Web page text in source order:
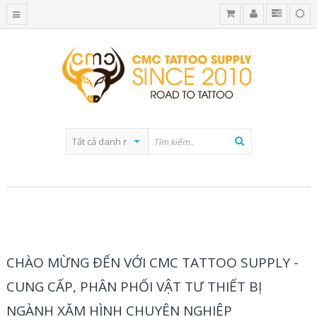
CHÀO MỪNG ĐẾN VỚI CMC TATTOO SUPPLY -
CUNG CẤP, PHÂN PHỐI VẬT TƯ THIẾT BỊ
NGÀNH XĂM HÌNH CHUYÊN NGHIỆP